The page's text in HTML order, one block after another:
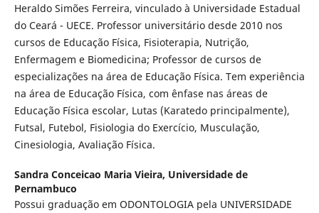
Heraldo Simões Ferreira, vinculado à Universidade Estadual
do Ceará - UECE. Professor universitário desde 2010 nos
cursos de Educação Física, Fisioterapia, Nutrição,
Enfermagem e Biomedicina; Professor de cursos de
especializações na área de Educação Física. Tem experiência
na área de Educação Física, com ênfase nas áreas de
Educação Física escolar, Lutas (Karatedo principalmente),
Futsal, Futebol, Fisiologia do Exercício, Musculação,
Cinesiologia, Avaliação Física.
Sandra Conceicao Maria Vieira, Universidade de
Pernambuco
Possui graduação em ODONTOLOGIA pela UNIVERSIDADE